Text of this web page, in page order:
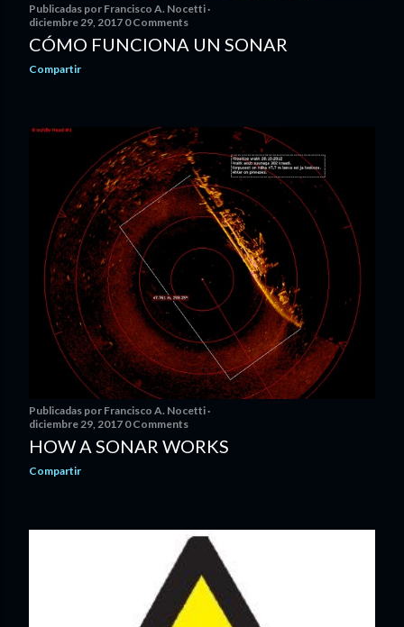
Publicadas por Francisco A. Nocetti
diciembre 29, 2017 0 Comments
CÓMO FUNCIONA UN SONAR
Compartir
Publicadas por Francisco A. Nocetti
diciembre 29, 2017 0 Comments
HOW A SONAR WORKS
Compartir